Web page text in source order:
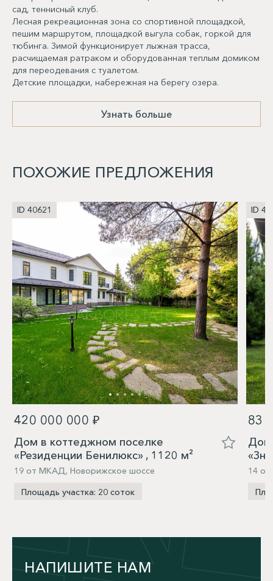
сад, теннисный клуб.
Лесная рекреационная зона со спортивной площадкой,
пешим маршрутом, площадкой выгула собак, горкой для
тюбинга. Зимой функционирует лыжная трасса,
расчищаемая ратраком и оборудованная теплым домиком
для переодевания с туалетом.
Детские площадки, набережная на берегу озера.
Узнать больше
ПОХОЖИЕ ПРЕДЛОЖЕНИЯ
ID 40621
420 000 000 ₽
Дом в коттеджном поселке
«Резиденции Бенилюкс» , 1120 м²
19 от МКАД, Новорижское шоссе
Площадь участка: 20 соток
ID
83
Дом
14
НАПИШИТЕ НАМ